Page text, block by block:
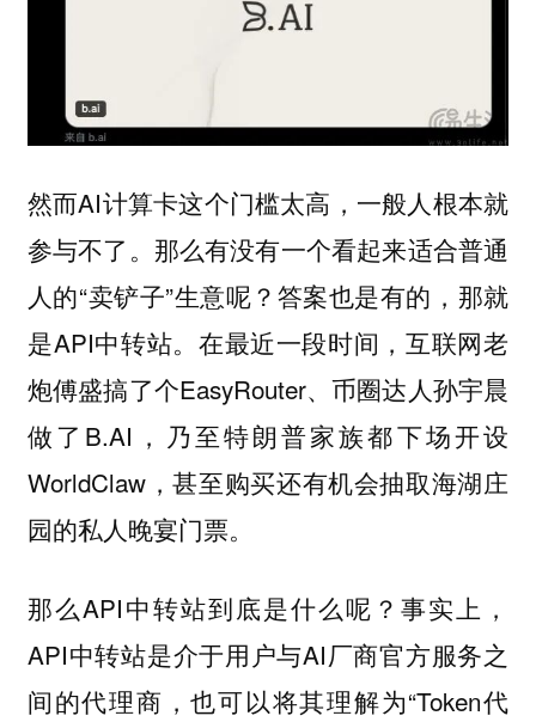
然而AI计算卡这个门槛太高，一般人根本就
参与不了。那么有没有一个看起来适合普通
人的“卖铲子”生意呢？答案也是有的，那就
是API中转站。在最近一段时间，互联网老
炮傅盛搞了个EasyRouter、币圈达人孙宇晨
做了B.AI，乃至特朗普家族都下场开设
WorldClaw，甚至购买还有机会抽取海湖庄
园的私人晚宴门票。
那么API中转站到底是什么呢？事实上，
API中转站是介于用户与AI厂商官方服务之
间的代理商，也可以将其理解为“Token代